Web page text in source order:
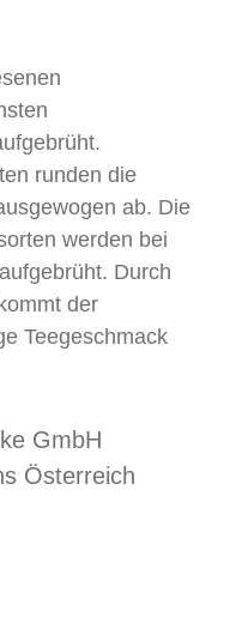
runden die
ab. Die
werden bei
Durch
der
Teegeschmack
GmbH
Österreich